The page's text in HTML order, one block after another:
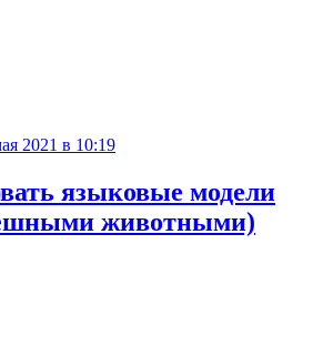
2021 в 10:19
языковые модели
животными)